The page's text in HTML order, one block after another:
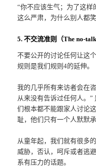
“你不应该生气；为了这
这么严肃，为什么别人都
5. 不交流准则（The no-talk
不要公开的讨论任何让这
规则是我们规则4的延伸。
我的几乎所有来访者会在
从来没有告诉过任何人。
们根本都不能跟家人讨论
耻，他们只有一个人默默
从童年起，我们就有很多
威胁，否认，呵斥或者逃
系有压力的话题。